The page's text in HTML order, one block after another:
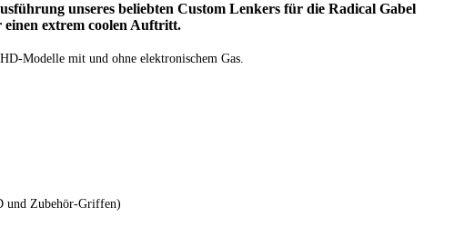
unseres beliebten Custom Lenkers für die Radical Gabel
einen extrem coolen Auftritt.
Modelle mit und ohne elektronischem Gas.
und Zubehör-Griffen)